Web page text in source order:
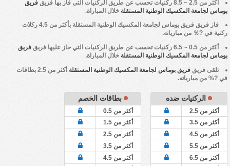
أكثر من 2.5 ~ 8.5 ركنيات تحسب عن طريق الركنيات التي فاز بها فريق
فريق
بوماس لجامعة المكسيك الوطنية المستقلة خلال المباراة.
فاز فريق فريق بوماس لجامعة المكسيك الوطنية المستقلة
بأكثر من 4.5 ركلات
ركنية في ?％ من مبارياته.
أكثر من 0.5 ~ 6.5 ركنيات تحسب عن طريق الركنيات التي حاز عليها فريق
فريق
بوماس لجامعة المكسيك الوطنية المستقلة خلال المباراة.
تلقى فريق فريق بوماس لجامعة المكسيك الوطنية المستقلة
أكثر من 2.5 بطاقات
في ?% من مبارياته.
الركنيات ضده
أكثر من 2.5
أكثر من 3.5
أكثر من 4.5
أكثر من 5.5
أكثر من 6.5
بطاقات الخصم
أكثر من 0.5
أكثر من 1.5
أكثر من 2.5
أكثر من 3.5
أكثر من 4.5